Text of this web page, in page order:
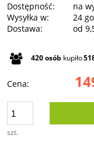
Dostępność:
na
Wysyłka w:
24
Dostawa:
od
Cena nie zawiera
420osób kupiło
Cena:
szt.